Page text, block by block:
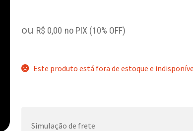
ou R$ 0,00 no PIX (10% OFF)
Este produto está fora de estoque e
Simulação de frete